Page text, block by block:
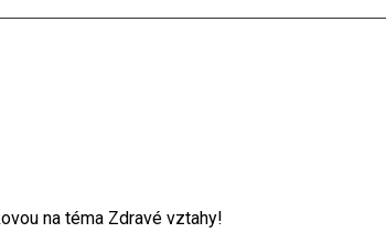
na téma Zdravé vztahy!